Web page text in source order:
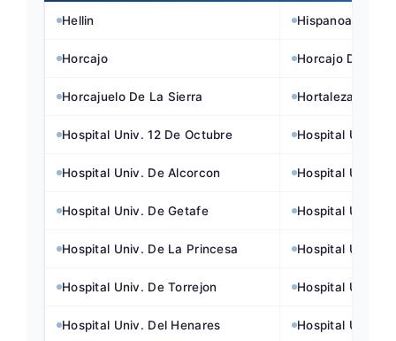
Hellin Hispanoamerica
Horcajo Horcajo De La
Horcajuelo De La Sierra Hortaleza
Hospital Univ. 12 De Octubre Hospital Univ.
Hospital Univ. De Alcorcon Hospital Univ.
Hospital Univ. De Getafe Hospital Univ.
Hospital Univ. De La Princesa Hospital Univ.
Hospital Univ. De Torrejon Hospital Univ.
Hospital Univ. Del Henares Hospital Univ.